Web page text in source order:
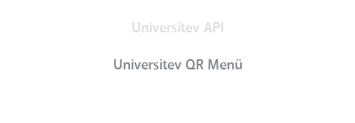
Universitev API
Universitev QR Menü